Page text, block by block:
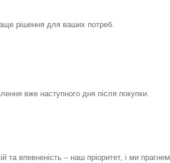
рішення для ваших потреб.
вже наступного дня після покупки.
впевненість – наш пріоритет, і ми